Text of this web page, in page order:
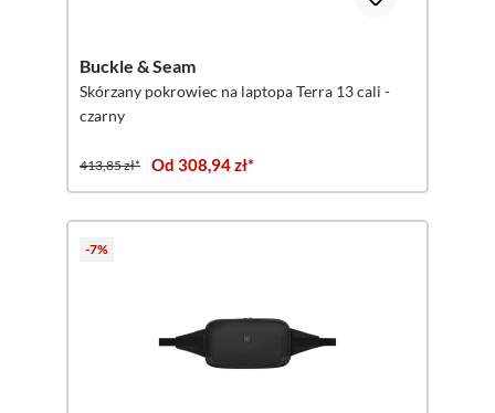
Buckle & Seam
Skórzany pokrowiec na laptopa Terra 13 cali -
czarny
413,85 zł* Od 308,94 zł*
-7%